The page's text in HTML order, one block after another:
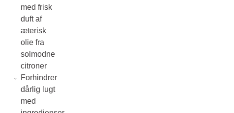
med frisk
duft af
æterisk
olie fra
solmodne
citroner
Forhindrer
dårlig lugt
med